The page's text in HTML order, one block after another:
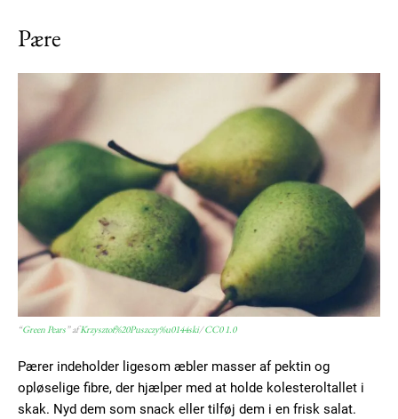
Orci varius natoque dolor
YEARLY PRICING
Pære
“Green Pears ” afKrzysztof%20Puszczy%u0144ski/CC0 1.0
Pærer indeholder ligesom æbler masser af pektin og
opløselige fibre, der hjælper med at holde kolesteroltallet i
skak. Nyd dem som snack eller tilføj dem i en frisk salat.